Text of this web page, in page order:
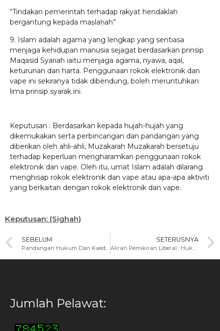
“Tindakan pemerintah terhadap rakyat hendaklah
bergantung kepada maṣlaḥah”
9. Islam adalah agama yang lengkap yang sentiasa
menjaga kehidupan manusia sejagat berdasarkan prinsip
Maqasid Syariah iaitu menjaga agama, nyawa, aqal,
keturunan dan harta. Penggunaan rokok elektronik dan
vape ini sekiranya tidak dibendung, boleh meruntuhkan
lima prinsip syarak ini.
Keputusan : Berdasarkan kepada hujah-hujah yang
dikemukakan serta perbincangan dan pandangan yang
diberikan oleh ahli-ahli, Muzakarah Muzakarah bersetuju
terhadap keperluan mengharamkan penggunaan rokok
elektronik dan vape. Oleh itu, umat Islam adalah dilarang
menghisap rokok elektronik dan vape atau apa-apa aktiviti
yang berkaitan dengan rokok elektronik dan vape.
Keputusan: (Sighah)
SEBELUM SETERUSNYA
Jumlah Pelawat: